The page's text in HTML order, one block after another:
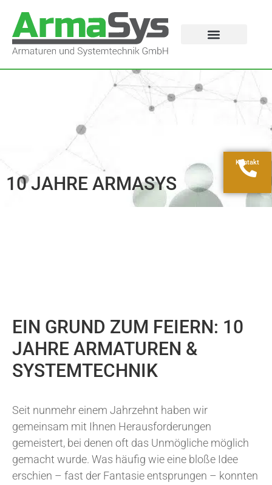
10 JAHRE ARMASYS
EIN GRUND ZUM FEIERN: 10
JAHRE ARMATUREN &
SYSTEMTECHNIK
Seit nunmehr einem Jahrzehnt haben wir
gemeinsam mit Ihnen Herausforderungen
gemeistert, bei denen oft das Unmögliche möglich
gemacht wurde. Was häufig wie eine bloße Idee
erschien – fast der Fantasie entsprungen – konnten
Kontakt